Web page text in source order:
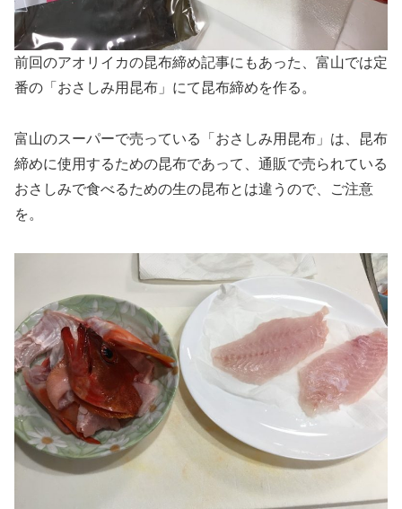
前回のアオリイカの昆布締め記事にもあった、富山では定
番の「おさしみ用昆布」にて昆布締めを作る。
富山のスーパーで売っている「おさしみ用昆布」は、昆布
締めに使用するための昆布であって、通販で売られている
おさしみで食べるための生の昆布とは違うので、ご注意
を。